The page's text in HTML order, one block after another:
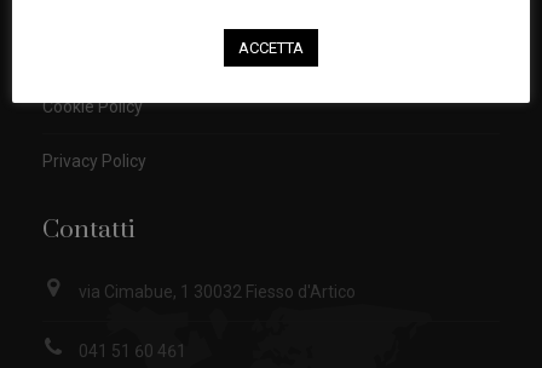
Cookie Policy
Privacy Policy
Contatti
via Cimabue, 1 30032 Fiesso d'Artico
041 51 60 461
ACCETTA